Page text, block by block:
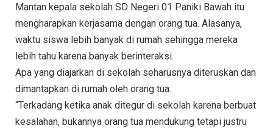
Mantan kepala sekolah SD Negeri 01 Paniki Bawah itu
mengharapkan kerjasama dengan orang tua. Alasanya,
waktu siswa lebih banyak di rumah sehingga mereka
lebih tahu karena banyak berinteraksi.
Apa yang diajarkan di sekolah seharusnya diteruskan dan
dimantapkan di rumah oleh orang tua.
“Terkadang ketika anak ditegur di sekolah karena berbuat
kesalahan, bukannya orang tua mendukung tetapi justru